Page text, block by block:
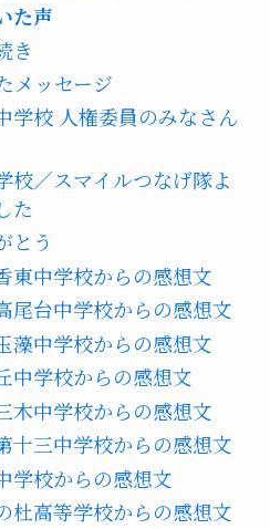
た声
き
メッセージ
学校 人権委員のみなさん
校／スマイルつなげ隊よ
た
とう
東中学校からの感想文
尾台中学校からの感想文
藻中学校からの感想文
中学校からの感想文
木中学校からの感想文
十三中学校からの感想文
学校からの感想文
杜高等学校からの感想文